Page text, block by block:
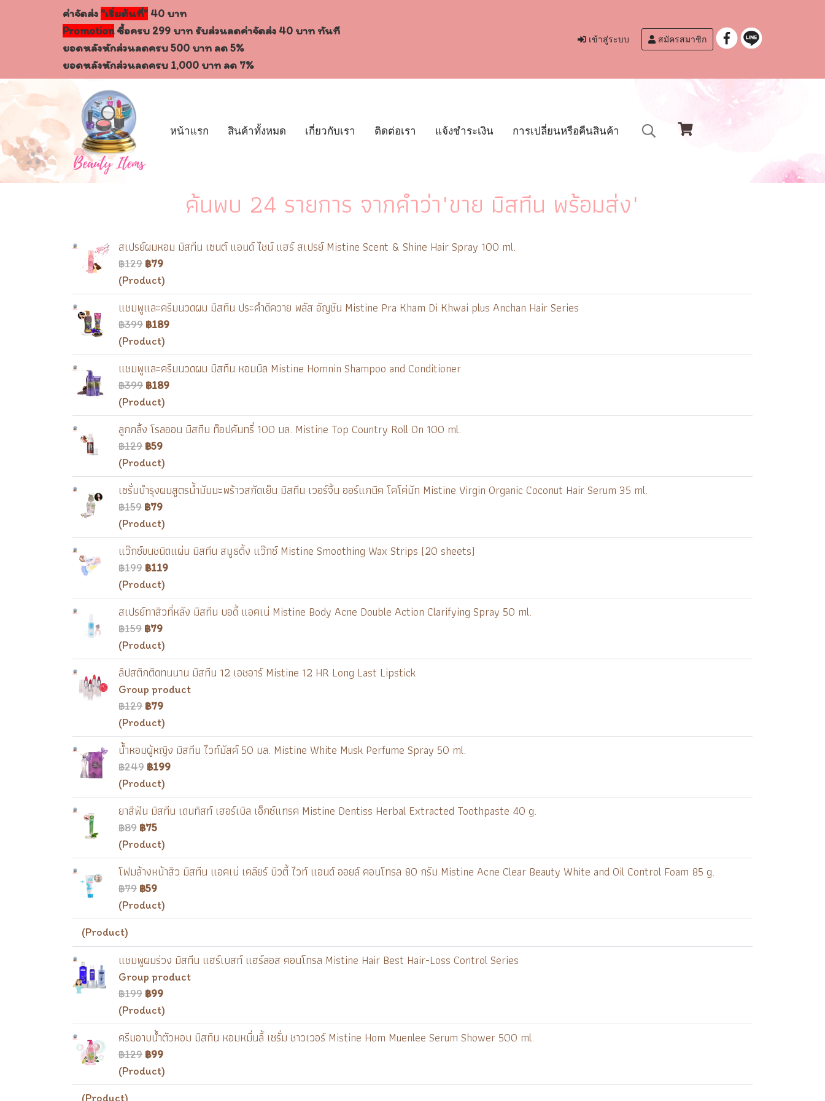
ค่าจัดส่ง "เริ่มต้นที่" 40 บาท
Promotionซื้อครบ 299 บาท รับส่วนลดค่าจัดส่ง 40 บาท ทันที
ยอดหลังหักส่วนลดครบ 500 บาท ลด 5%
ยอดหลังหักส่วนลดครบ 1,000 บาท ลด 7%
เข้าสู่ระบบ สมัครสมาชิก
หน้าแรก สินค้าทั้งหมด เกี่ยวกับเรา ติดต่อเรา แจ้งชำระเงิน การเปลี่ยนหรือคืนสินค้า
ค้นพบ 24 รายการ จากคำว่า"ขาย มิสทีน พร้อมส่ง"
สเปรย์ผมหอม มิสทีน เซนต์ แอนด์ ไชน์ แฮร์ สเปรย์ Mistine Scent & Shine Hair Spray 100 ml.
฿129 ฿79
(Product)
แชมพูและครีมนวดผม มิสทีน ประคำดีควาย พลัส อัญชัน Mistine Pra Kham Di Khwai plus Anchan Hair Series
฿399 ฿189
(Product)
แชมพูและครีมนวดผม มิสทีน หอมนิล Mistine Homnin Shampoo and Conditioner
฿399 ฿189
(Product)
ลูกกลิ้ง โรลออน มิสทีน ท็อปคันทรี่ 100 มล. Mistine Top Country Roll On 100 ml.
฿129 ฿59
(Product)
เซรั่มบำรุงผมสูตรน้ำมันมะพร้าวสกัดเย็น มิสทีน เวอร์จิ้น ออร์แกนิค โคโค่นัท Mistine Virgin Organic Coconut Hair Serum 35 ml.
฿159 ฿79
(Product)
แว๊กซ์ขนชนิดแผ่น มิสทีน สมูธติ้ง แว๊กซ์ Mistine Smoothing Wax Strips (20 sheets)
฿199 ฿119
(Product)
สเปรย์ทาสิวที่หลัง มิสทีน บอดี้ แอคเน่ Mistine Body Acne Double Action Clarifying Spray 50 ml.
฿159 ฿79
(Product)
ลิปสติกติดทนนาน มิสทีน 12 เอชอาร์ Mistine 12 HR Long Last Lipstick
Group product
฿129 ฿79
(Product)
น้ำหอมผู้หญิง มิสทีน ไวท์มัสค์ 50 มล. Mistine White Musk Perfume Spray 50 ml.
฿249 ฿199
(Product)
ยาสีฟัน มิสทีน เดนทิสท์ เฮอร์เบิล เอ็กซ์แทรค Mistine Dentiss Herbal Extracted Toothpaste 40 g.
฿89 ฿75
(Product)
โฟมล้างหน้าสิว มิสทีน แอคเน่ เคลียร์ บิวตี้ ไวท์ แอนด์ ออยล์ คอนโทรล 80 กรัม Mistine Acne Clear Beauty White and Oil Control Foam 85 g.
฿79 ฿59
(Product)
(Product)
แชมพูผมร่วง มิสทีน แฮร์เบสท์ แฮร์ลอส คอนโทรล Mistine Hair Best Hair-Loss Control Series
Group product
฿199 ฿99
(Product)
ครีมอาบน้ำตัวหอม มิสทีน หอมหมื่นลี้ เซรั่ม ชาวเวอร์ Mistine Hom Muenlee Serum Shower 500 ml.
฿129 ฿99
(Product)
(Product)